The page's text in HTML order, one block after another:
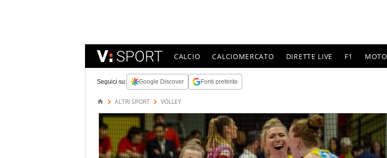
CALCIO CALCIOMERCATO DIRETTE LIVE F1 MOTO
Seguici su: Google Discover Fonti preferite
ALTRI SPORT VOLLEY